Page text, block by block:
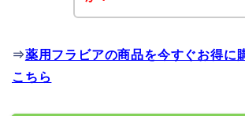
⇒薬用フラビアの商品を今すぐお得に
こちら